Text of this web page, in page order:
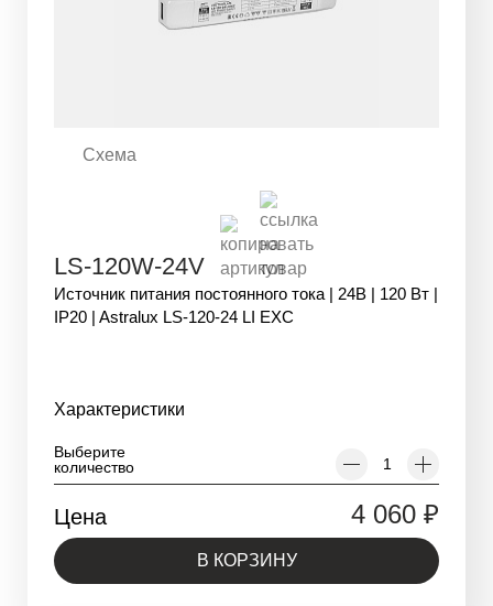
Схема
LS-120W-24V
Источник питания постоянного тока | 24В | 120 Вт |
IP20 | Astralux LS-120-24 LI EXC
Характеристики
Выберите
количество
Цена 4 060 ₽
В КОРЗИНУ